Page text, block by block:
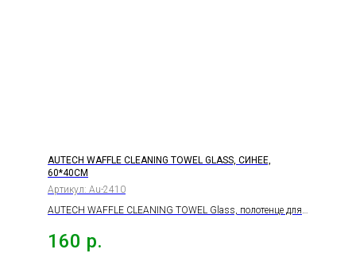
AUTECH WAFFLE CLEANING TOWEL GLASS, СИНЕЕ,
60*40СМ
Артикул: Au-2410
AUTECH WAFFLE CLEANING TOWEL Glass, полотенце для
160 р.